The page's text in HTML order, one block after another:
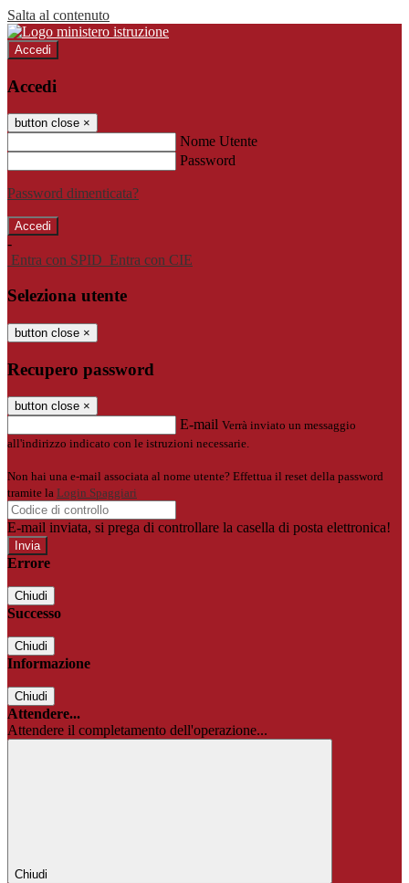
Salta al contenuto
Accedi
Accedi
button close ×
Nome Utente
Password
Password dimenticata?
-
Entra con SPID Entra con CIE
Seleziona utente
button close ×
Recupero password
button close ×
E-mail Verrà inviato un messaggio
all'indirizzo indicato con le istruzioni necessarie.
Non hai una e-mail associata al nome utente? Effettua il reset della password
tramite la Login Spaggiari
E-mail inviata, si prega di controllare la casella di posta elettronica!
Errore
Chiudi
Successo
Chiudi
Informazione
Chiudi
Attendere...
Attendere il completamento dell'operazione...
Chiudi